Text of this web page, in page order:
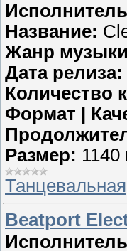
Название:
Жанр
Дата релиза:
Количество
Формат |
Размер: 1140
Танцевальная
Beatport